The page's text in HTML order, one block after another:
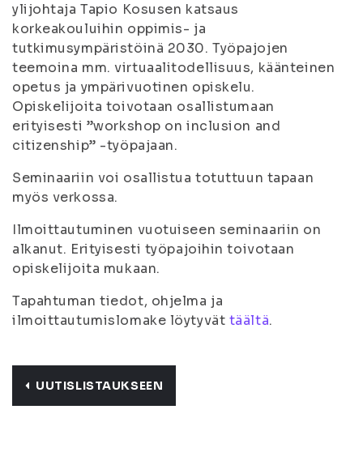
ylijohtaja Tapio Kosusen katsaus
korkeakouluihin oppimis- ja
tutkimusympäristöinä 2030. Työpajojen
teemoina mm. virtuaalitodellisuus, käänteinen
opetus ja ympärivuotinen opiskelu.
Opiskelijoita toivotaan osallistumaan
erityisesti ”workshop on inclusion and
citizenship” -työpajaan.
Seminaariin voi osallistua totuttuun tapaan
myös verkossa.
Ilmoittautuminen vuotuiseen seminaariin on
alkanut. Erityisesti työpajoihin toivotaan
opiskelijoita mukaan.
Tapahtuman tiedot, ohjelma ja
ilmoittautumislomake löytyvät täältä.
UUTISLISTAUKSEEN